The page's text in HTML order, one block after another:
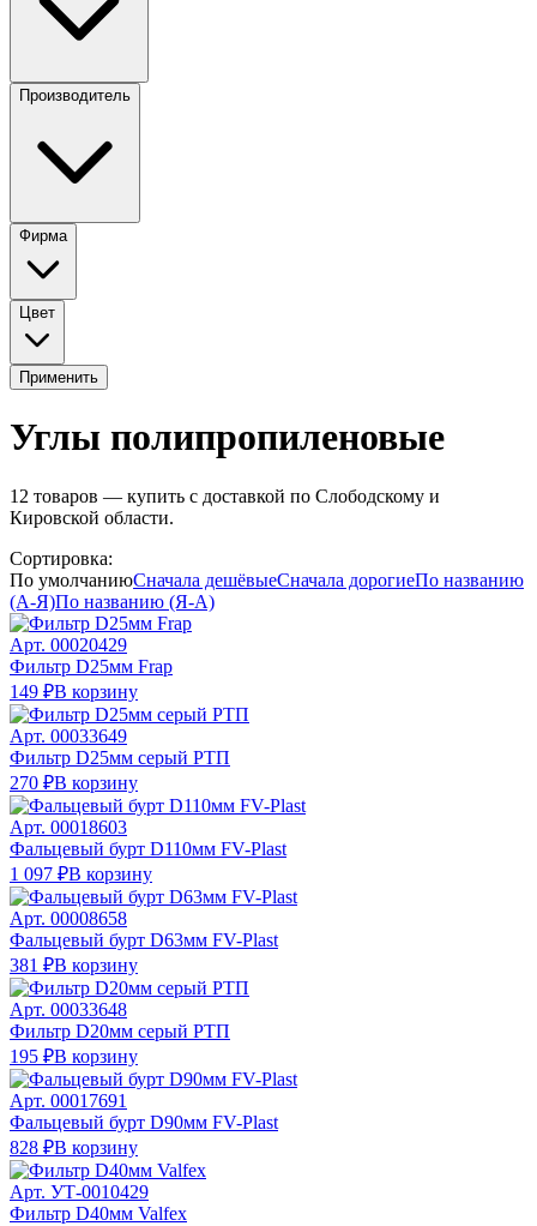
Производитель
Фирма
Цвет
Применить
Углы полипропиленовые
12 товаров — купить с доставкой по Слободскому и
Кировской области.
Сортировка:
По умолчаниюСначала дешёвыеСначала дорогиеПо названию
(А-Я)По названию (Я-А)
Арт. 00020429
Фильтр D25мм Frap
149 ₽В корзину
Арт. 00033649
Фильтр D25мм серый РТП
270 ₽В корзину
Арт. 00018603
Фальцевый бурт D110мм FV-Plast
1 097 ₽В корзину
Арт. 00008658
Фальцевый бурт D63мм FV-Plast
381 ₽В корзину
Арт. 00033648
Фильтр D20мм серый РТП
195 ₽В корзину
Арт. 00017691
Фальцевый бурт D90мм FV-Plast
828 ₽В корзину
Арт. УТ-0010429
Фильтр D40мм Valfex